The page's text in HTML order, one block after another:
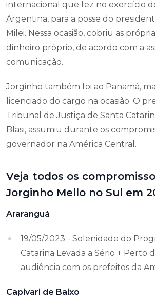
internacional que fez no exercício
Argentina, para a posse do
Milei. Nessa ocasião, cobriu as
dinheiro próprio, de acordo com a
comunicação.
Jorginho também foi ao Panamá,
licenciado do cargo na ocasião. O
Tribunal de Justiça de Santa
Blasi, assumiu durante os
governador na América Central.
Veja todos os
Jorginho Mello no Sul em
Araranguá
19/05/2023 - Solenidade do
Catarina Levada a Sério + Perto
audiência com os prefeitos da
Capivari de Baixo